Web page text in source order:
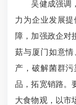
吴健成强调，
力为企业发展
障，加强政企对
菇与厦门如意
产，破解菌群
品，拓宽销路。
大食物观，以市